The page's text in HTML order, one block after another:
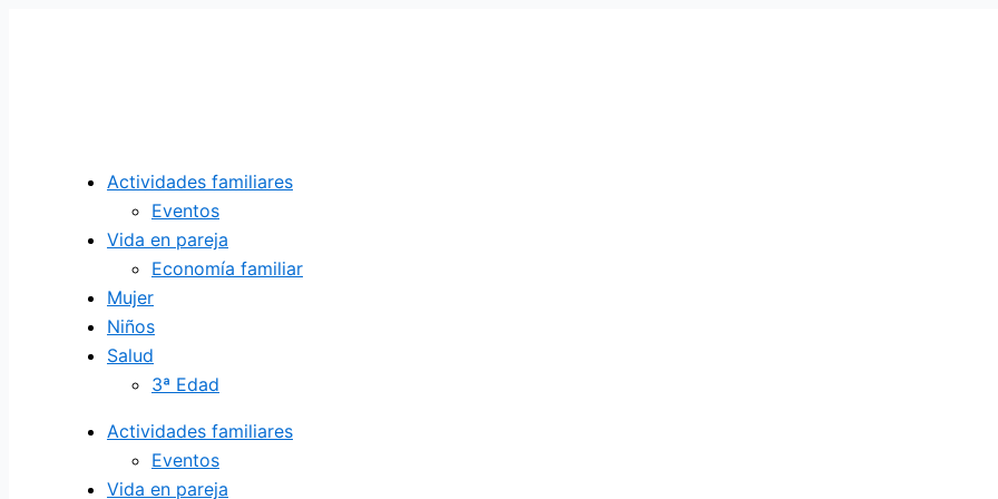
Actividades familiares
Eventos
Vida en pareja
Economía familiar
Mujer
Niños
Salud
3ª Edad
Actividades familiares
Eventos
Vida en pareja